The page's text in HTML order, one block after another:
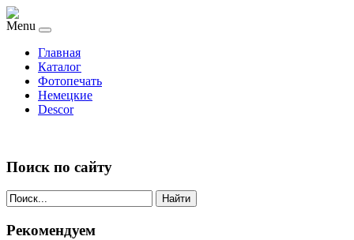
Menu
Главная
Каталог
Фотопечать
Немецкие
Descor
Поиск по сайту
Найти
Рекомендуем